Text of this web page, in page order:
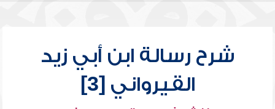
شرح رسالة ابن أبي زيد
القيرواني [3]